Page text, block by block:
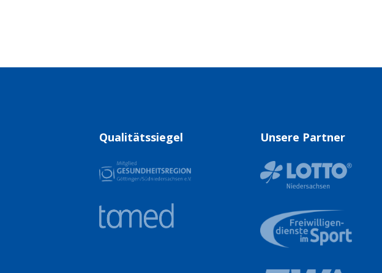
Qualitätssiegel Unsere Partner